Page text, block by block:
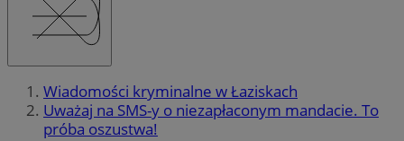
Wiadomości kryminalne w Łaziskach
Uważaj na SMS-y o niezapłaconym mandacie. To
próba oszustwa!